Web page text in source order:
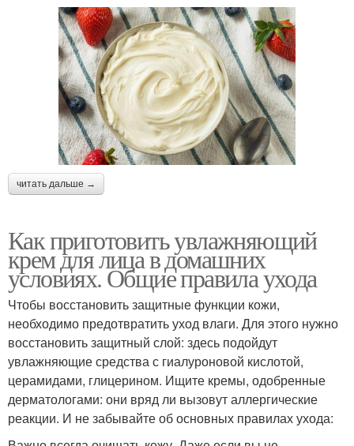
читать дальше →
Как приготовить увлажняющий
крем для лица в домашних
условиях. Общие правила ухода
Чтобы восстановить защитные функции кожи,
необходимо предотвратить уход влаги. Для этого нужно
восстановить защитный слой: здесь подойдут
увлажняющие средства с гиалуроновой кислотой,
церамидами, глицерином. Ищите кремы, одобренные
дерматологами: они вряд ли вызовут аллергические
реакции. И не забывайте об основных правилах ухода: